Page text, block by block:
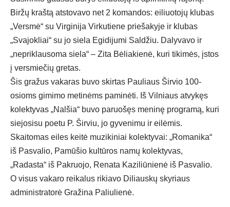
Biržų kraštą atstovavo net 2 komandos: eiliuotojų klubas
„Versmė“ su Virginija Virkutiene priešakyje ir klubas
„Svajokliai“ su jo siela Egidijumi Saldžiu. Dalyvavo ir
„nepriklausoma siela“ – Zita Bėliakienė, kuri tikimės, įstos
į versmiečių gretas.
Šis gražus vakaras buvo skirtas Pauliaus Širvio 100-
osioms gimimo metinėms paminėti. Iš Vilniaus atvykęs
kolektyvas „Nalšia“ buvo paruošęs meninę programą, kuri
siejosisu poetu P. Širviu, jo gyvenimu ir eilėmis.
Skaitomas eiles keitė muzikiniai kolektyvai: „Romanika“
iš Pasvalio, Pamūšio kultūros namų kolektyvas,
„Radasta“ iš Pakruojo, Renata Kaziliūnienė iš Pasvalio.
O visus vakaro reikalus rikiavo Diliauskų skyriaus
administratorė Gražina Paliulienė.